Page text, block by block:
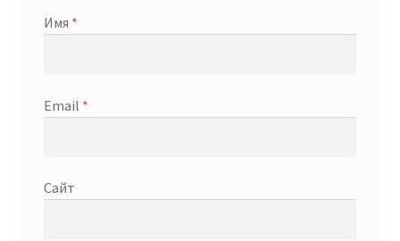
Имя *
Email *
Сайт